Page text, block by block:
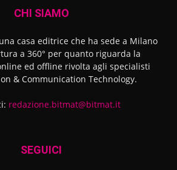
CHI SIAMO
casa editrice che ha sede a Milano
a 360° per quanto riguarda la
ed offline rivolta agli specialisti
& Communication Technology.
redazione.bitmat@bitmat.it
SEGUICI